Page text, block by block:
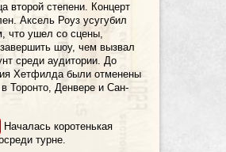
второй степени. Концерт
Аксель Роуз усугубил
что ушел со сцены,
шоу, чем вызвал
среди аудитории. До
Хетфилда были отменены
Торонто, Денвере и Сан-
Началась коротенькая
турне.